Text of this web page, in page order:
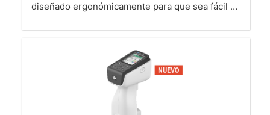
diseñado ergonómicamente para que sea fácil …